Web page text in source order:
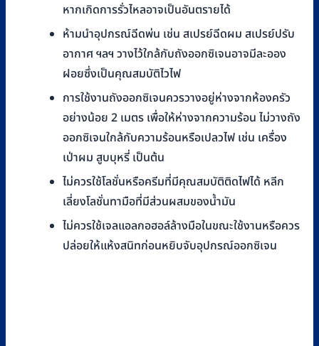
หากเกิดการรั่วไหลอาจเป็นอันตรายได้
ห้ามนำอุปกรณ์ฉีดพ่น เช่น สเปรย์ฉีดผม สเปรย์ปรับ
อากาศ ฯลฯ วางไว้ใกล้กับถังออกซิเจนอาจมีละออง
ฝอยซึ่งเป็นคุณสมบัติไวไฟ
การใช้งานถังออกซิเจนควรวางอยู่ห่างจากห้องครัว
อย่างน้อย 2 เมตร เพื่อให้ห่างจากความร้อน ไม่วางถัง
ออกซิเจนใกล้กับความร้อนหรือเปลวไฟ เช่น เครื่อง
เป่าผม สูบบุหรี่ เป็นต้น
ไม่ควรใช้โลชั่นหรือครีมที่มีคุณสมบัติติดไฟได้ หลีก
เลี่ยงโลชั่นทามือที่มีส่วนผสมของน้ำมัน
ไม่ควรใช้เจลแอลกอฮอล์ล้างมือในขณะใช้งานหรือควร
ปล่อยให้แห้งสนิทก่อนหยิบจับอุปกรณ์ออกซิเจน